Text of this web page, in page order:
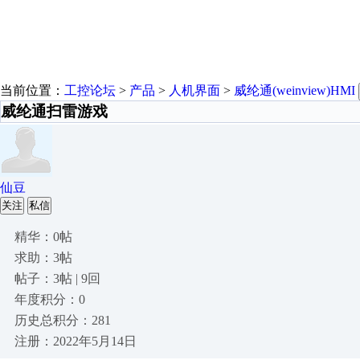
当前位置： 工控论坛 > 产品 > 人机界面 > 威纶通(weinview)HMI
威纶通扫雷游戏
仙豆
关注 私信
精华：0帖
求助：3帖
帖子：3帖 | 9回
年度积分：0
历史总积分：281
注册：2022年5月14日